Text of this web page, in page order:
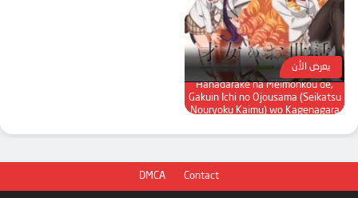
يعرض الأن
Saijo no Osewa: Takane no
Hanadarake na Meimonkou de,
Gakuin Ichi no Ojousama (Seikatsu
Nouryoku Kaimu) wo Kagenagara
DMCA Contact